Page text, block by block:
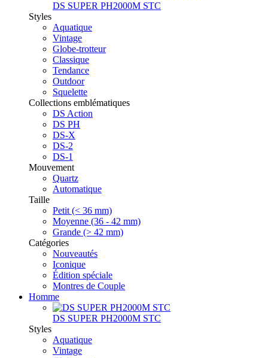
DS SUPER PH2000M STC
Styles
Aquatique
Vintage
Globe-trotteur
Classique
Tendance
Outdoor
Squelette
Collections emblématiques
DS Action
DS PH
DS-X
DS-2
DS-1
Mouvement
Quartz
Automatique
Taille
Petit (< 36 mm)
Moyenne (36 - 42 mm)
Grande (> 42 mm)
Catégories
Nouveautés
Iconique
Édition spéciale
Montres de Couple
Homme
DS SUPER PH2000M STC
Styles
Aquatique
Vintage